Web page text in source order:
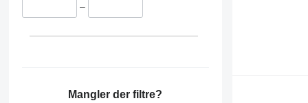
–
Mangler der filtre?